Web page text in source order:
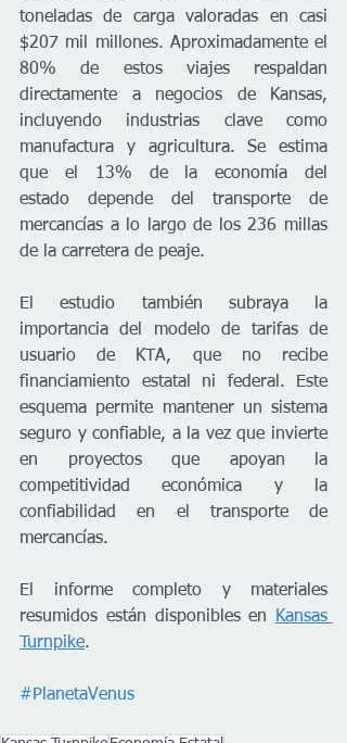
toneladas de carga valoradas en casi
$207 mil millones. Aproximadamente el
80% de estos viajes respaldan
directamente a negocios de Kansas,
incluyendo industrias clave como
manufactura y agricultura. Se estima
que el 13% de la economía del
estado depende del transporte de
mercancías a lo largo de los 236 millas
de la carretera de peaje.
El estudio también subraya la
importancia del modelo de tarifas de
usuario de KTA, que no recibe
financiamiento estatal ni federal. Este
esquema permite mantener un sistema
seguro y confiable, a la vez que invierte
en proyectos que apoyan la
competitividad económica y la
confiabilidad en el transporte de
mercancías.
El informe completo y materiales
resumidos están disponibles en Kansas
Turnpike.
#PlanetaVenus